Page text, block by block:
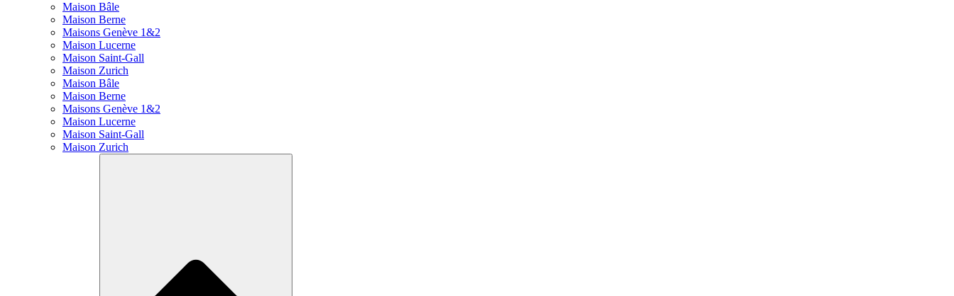
Maison Bâle
Maison Berne
Maisons Genève 1&2
Maison Lucerne
Maison Saint-Gall
Maison Zurich
Maison Bâle
Maison Berne
Maisons Genève 1&2
Maison Lucerne
Maison Saint-Gall
Maison Zurich